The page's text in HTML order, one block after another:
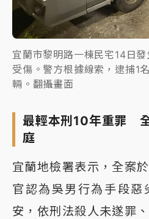
宜蘭市黎明路一棟民宅14日
受傷。警方根據線索，逮捕1
輛。翻攝畫面
最輕本刑10年重罪
庭
宜蘭地檢署表示，全案
官認為吳男行為手段惡
安，依刑法殺人未遂罪